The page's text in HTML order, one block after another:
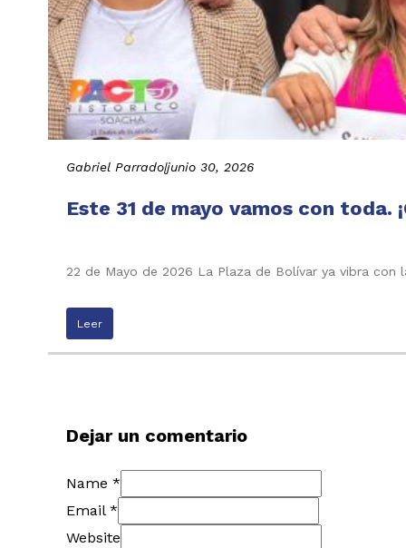
Gabriel Parrado|junio 30, 2026
Este 31 de mayo vamos con toda.
22 de Mayo de 2026 La Plaza de Bolívar ya vibra
Leer
Dejar un comentario
Name *
Email *
Website